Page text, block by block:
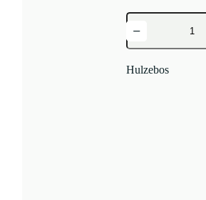
Hulzebos
spatbordstang
antraciet
aantal
Hulzebos